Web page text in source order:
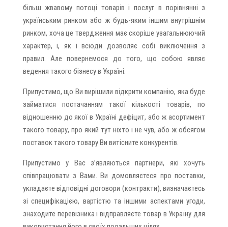
більш жвавому потоці товарів і послуг в порівнянні з
українським ринком або ж будь-яким іншим внутрішнім
ринком, хоча це твердження має скоріше узагальнюючий
характер, і, як і всюди дозволяє собі виключення з
правил. Але повернемося до того, що собою являє
ведення такого бізнесу в Україні.
Припустимо, що Ви вирішили відкрити компанію, яка буде
займатися постачанням такої кількості товарів, по
відношенню до якої в Україні дефіцит, або ж асортимент
такого товару, про який тут ніхто і не чув, або ж обсягом
поставок такого товару Ви витісните конкурентів.
Припустимо у Вас з’являються партнери, які хочуть
співпрацювати з Вами. Ви домовляєтеся про поставки,
укладаєте відповідні договори (контракти), визначаєтесь
зі специфікацією, вартістю та іншими аспектами угоди,
знаходите перевізника і відправляєте товар в Україну для